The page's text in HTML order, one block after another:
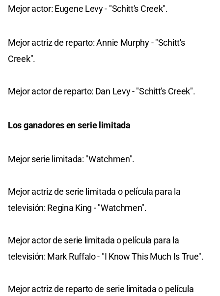
Mejor actor: Eugene Levy - "Schitt's Creek".
Mejor actriz de reparto: Annie Murphy - "Schitt's
Creek".
Mejor actor de reparto: Dan Levy - "Schitt's Creek".
Los ganadores en serie limitada
Mejor serie limitada: "Watchmen".
Mejor actriz de serie limitada o película para la
televisión: Regina King - "Watchmen".
Mejor actor de serie limitada o película para la
televisión: Mark Ruffalo - "I Know This Much Is True".
Mejor actriz de reparto de serie limitada o película